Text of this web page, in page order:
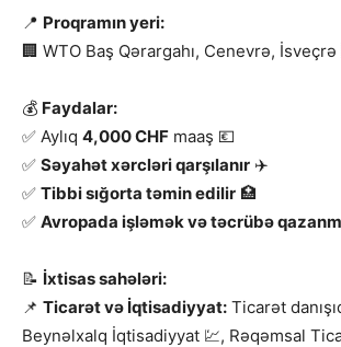
📍 Proqramın yeri:
🏢 WTO Baş Qərargahı, Cenevrə,
💰 Faydalar:
✅ Aylıq 4,000 CHF maaş 💶
✅ Səyahət xərcləri qarşılanır ✈️
✅ Tibbi sığorta təmin edilir 🏥
✅ Avropada işləmək və təcrübə
📝 İxtisas sahələri:
📌 Ticarət və İqtisadiyyat: Ticarət
Beynəlxalq İqtisadiyyat 💹, Rəqəmsal